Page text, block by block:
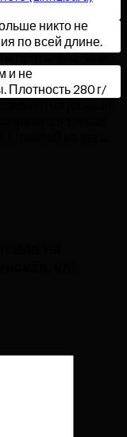
никто не
по всей длине.
приталена. Флис
и не
Плотность 280 г/